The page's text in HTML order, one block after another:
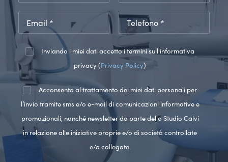
Inviando i miei dati accetto i termini sull'informativa
privacy (Privacy Policy)
Acconsento al trattamento dei miei dati personali per
l’invio tramite sms e/o e-mail di comunicazioni informative e
promozionali, nonché newsletter da parte dello Studio Calvi
in relazione alle iniziative proprie e/o di società controllate
e/o collegate.